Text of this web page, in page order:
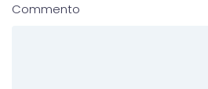
Commento